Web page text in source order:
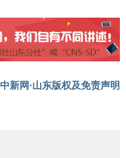
中新网·山东版权及免责声明